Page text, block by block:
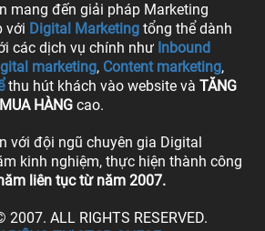
mang đến giải pháp Marketing
với Digital Marketing tổng thể dành
các dịch vụ chính như Inbound
marketing, Content marketing,
thu hút khách vào website và TĂNG
HÀNG cao.
với đội ngũ chuyên gia Digital
kinh nghiệm, thực hiện thành công
liên tục từ năm 2007.
2007. ALL RIGHTS RESERVED.